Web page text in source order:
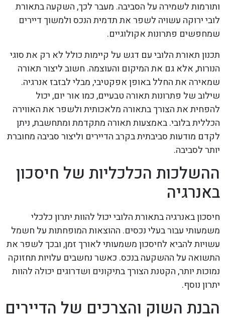
ותורמות לשמירה על הסביבה. מעבר לכך, השקעה בתאורת
לובי ירוקה עשויה לשפר את תדמית הנכס ולמשוך דיירים
שמחפשים פתרונות אקולוגיים.
תכנון תאורת הלובי עם דגש על קיימות כולל לא רק את סוגי
הנורות, אלא גם את המיקום והעוצמה. חשוב ליצור תאורה
שמאירה את החלל באופן אפקטיבי, מבלי לבזבז אנרגיה.
שילוב של פתרונות תאורה טבעיים, כמו אור יום, יכול
להפחית את הצורך בתאורה מלאכותית ולשפר את האווירה
הכללית בלובי. באמצעות תאורה מתקדמת ומתחשבת, ניתן
לקדם מודעות סביבתית בקרב הדיירים וליצור סביבה מחוברת
יותר לסביבה.
ההשלכות הכלכליות של חיסכון
באנרגיה
חיסכון באנרגיה בתאורת הלובי יכול להוות יתרון כלכלי
משמעותי עבור בעלי נכסים. ההוצאות המופחתות על חשמל
עשויות להביא לחיסכון משמעותי לאורך זמן, ובכך לשפר את
התשואה על ההשקעה בנכס. כאשר נחשבים עלויות תחזוקה
נמוכות יותר, הקטנת הצורך בתיקונים ושדרוגים יכולה להוות
יתרון נוסף.
הבנת השוק והצרכים של הדיירים